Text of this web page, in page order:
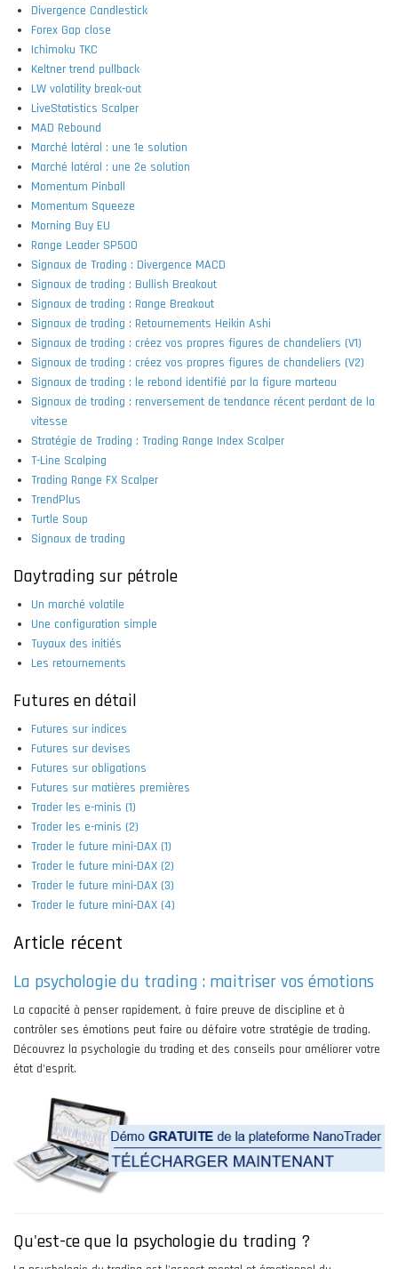
Divergence Candlestick
Forex Gap close
Ichimoku TKC
Keltner trend pullback
LW volatility break-out
LiveStatistics Scalper
MAD Rebound
Marché latéral : une 1e solution
Marché latéral : une 2e solution
Momentum Pinball
Momentum Squeeze
Morning Buy EU
Range Leader SP500
Signaux de Trading : Divergence MACD
Signaux de trading : Bullish Breakout
Signaux de trading : Range Breakout
Signaux de trading : Retournements Heikin Ashi
Signaux de trading : créez vos propres figures de chandeliers (V1)
Signaux de trading : créez vos propres figures de chandeliers (V2)
Signaux de trading : le rebond identifié par la figure marteau
Signaux de trading : renversement de tendance récent perdant de la
vitesse
Stratégie de Trading : Trading Range Index Scalper
T-Line Scalping
Trading Range FX Scalper
TrendPlus
Turtle Soup
Signaux de trading
Daytrading sur pétrole
Un marché volatile
Une configuration simple
Tuyaux des initiés
Les retournements
Futures en détail
Futures sur indices
Futures sur devises
Futures sur obligations
Futures sur matières premières
Trader les e-minis (1)
Trader les e-minis (2)
Trader le future mini-DAX (1)
Trader le future mini-DAX (2)
Trader le future mini-DAX (3)
Trader le future mini-DAX (4)
Article récent
La psychologie du trading : maitriser vos émotions
La capacité à penser rapidement, à faire preuve de discipline et à
contrôler ses émotions peut faire ou défaire votre stratégie de trading.
Découvrez la psychologie du trading et des conseils pour améliorer votre
état d'esprit.
Qu'est-ce que la psychologie du trading ?